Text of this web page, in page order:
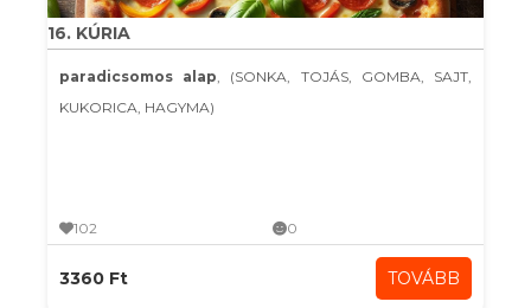
16. KÚRIA
paradicsomos alap, (SONKA, TOJÁS, GOMBA, SAJT,
KUKORICA, HAGYMA)
102 0
3360 Ft TOVÁBB